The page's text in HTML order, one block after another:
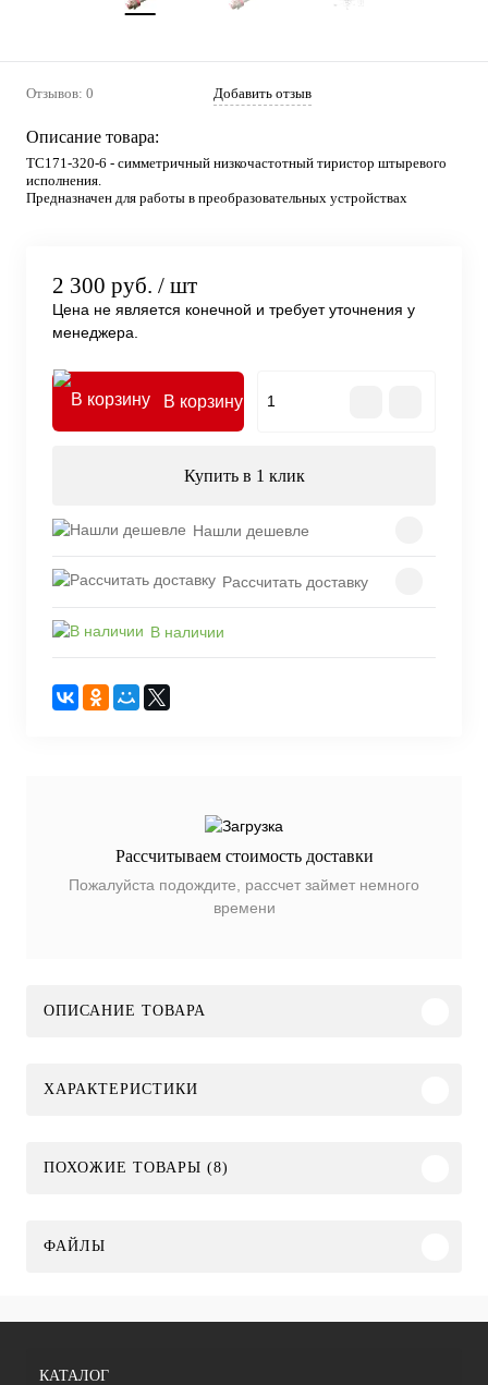
Отзывов: 0 Добавить отзыв
Описание товара:
ТС171-320-6 - симметричный низкочастотный тиристор штыревого
исполнения.
Предназначен для работы в преобразовательных устройствах
2 300 руб. / шт
Цена не является конечной и требует уточнения у
менеджера.
В корзину
Купить в 1 клик
Нашли дешевле
Рассчитать доставку
В наличии
Рассчитываем стоимость доставки
Пожалуйста подождите, рассчет займет немного
времени
ОПИСАНИЕ ТОВАРА
ХАРАКТЕРИСТИКИ
ПОХОЖИЕ ТОВАРЫ (8)
ФАЙЛЫ
КАТАЛОГ